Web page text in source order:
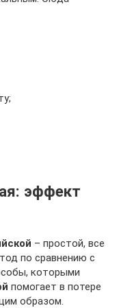
эффект
– простой, все
по сравнению с
которыми
помогает в потере
образом.